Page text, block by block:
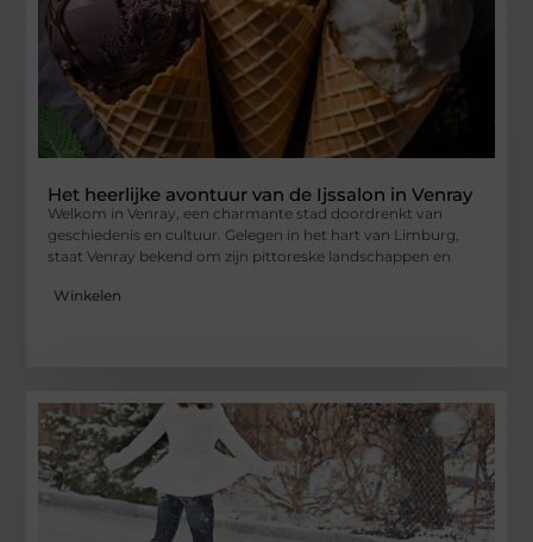
Het heerlijke avontuur van de Ijssalon in Venray
Welkom in Venray, een charmante stad doordrenkt van
geschiedenis en cultuur. Gelegen in het hart van Limburg,
staat Venray bekend om zijn pittoreske landschappen en
Winkelen